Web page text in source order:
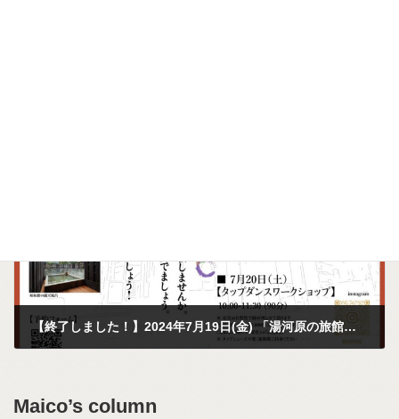
【終了しました！】2024年7月19日(金) 「湯河原の旅館で、タップダンスenso!!」ライブ×ワークショップ×温泉
Maico’s column